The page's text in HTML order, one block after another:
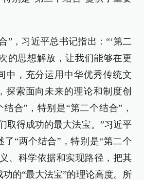
”，习近平总书记指出：“‘第二
的思想解放，让我们能够在更
中，充分运用中华优秀传统文
探索面向未来的理论和制度创
结合”，特别是“第二个结合”，
取得成功的最大法宝。”习近平
了“两个结合”，特别是“第二个
、科学依据和实现路径，把其
的“最大法宝”的理论高度。所